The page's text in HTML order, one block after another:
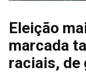
Eleição
marcada
raciais, de